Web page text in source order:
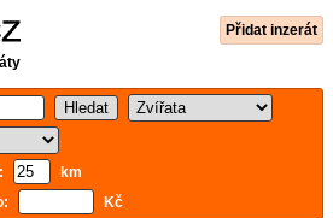
Přidat inzerát
km
Kč